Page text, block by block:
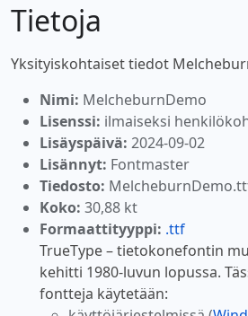
Tietoja
Yksityiskohtaiset tiedot
Nimi: MelcheburnDemo
Lisenssi: ilmaiseksi
Lisäyspäivä: 2024-09-02
Lisännyt: Fontmaster
Tiedosto:
Koko: 30,88 kt
Formaattityyppi: .ttf
TrueType – tietokonefontin
kehitti 1980-luvun lopussa.
fontteja käytetään: